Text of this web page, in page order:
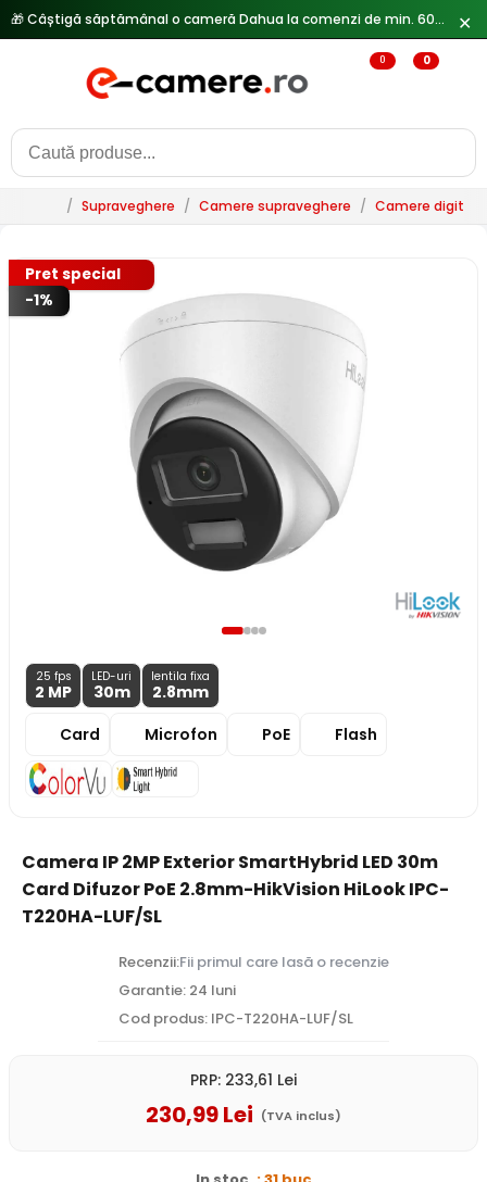
✕
0 0
/ Supraveghere / Camere supraveghere / Camere digitale
Pret special
-1%
25 fps
2 MP
LED-uri
30m
lentila fixa
2.8mm
Card
Microfon PoE Flash
Camera IP 2MP Exterior SmartHybrid LED 30m
Card Difuzor PoE 2.8mm-HikVision HiLook IPC-
T220HA-LUF/SL
Recenzii:Fii primul care lasă o recenzie
Garantie: 24 luni
Cod produs: IPC-T220HA-LUF/SL
PRP: 233,61 Lei
230,99Lei (TVA inclus)